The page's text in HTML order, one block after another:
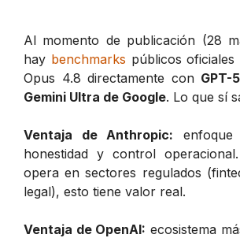
Al momento de publicación (28
hay benchmarks públicos
Opus 4.8 directamente con GPT-
Gemini Ultra de Google. Lo que sí
Ventaja de Anthropic: enfoque
honestidad y control
opera en sectores regulados
legal), esto tiene valor real.
Ventaja de OpenAI: ecosistema